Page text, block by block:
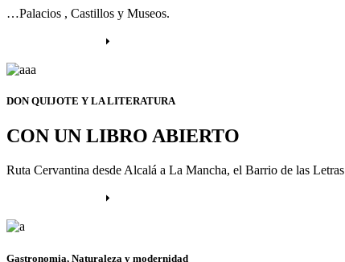
…Palacios , Castillos y Museos.
DON QUIJOTE Y LA LITERATURA
CON UN LIBRO ABIERTO
Ruta Cervantina desde Alcalá a La Mancha, el Barrio de las
Gastronomia, Naturaleza y modernidad